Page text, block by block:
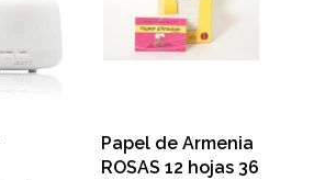
Papel de Armenia
ROSAS 12 hojas 36